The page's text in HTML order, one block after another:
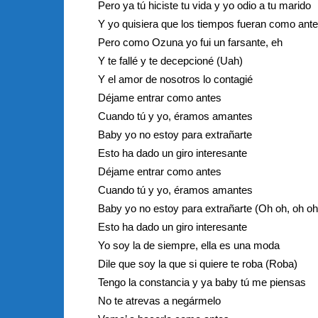
Pero ya tú hiciste tu vida y yo odio a tu marido
Y yo quisiera que los tiempos fueran como
Pero como Ozuna yo fui un farsante, eh
Y te fallé y te decepcioné (Uah)
Y el amor de nosotros lo contagié
Déjame entrar como antes
Cuando tú y yo, éramos amantes
Baby yo no estoy para extrañarte
Esto ha dado un giro interesante
Déjame entrar como antes
Cuando tú y yo, éramos amantes
Baby yo no estoy para extrañarte (Oh oh, oh
Esto ha dado un giro interesante
Yo soy la de siempre, ella es una moda
Dile que soy la que si quiere te roba (Roba)
Tengo la constancia y ya baby tú me piensas
No te atrevas a negármelo